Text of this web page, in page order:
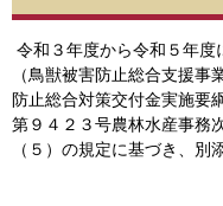
令和３年度から令和５年度
（鳥獣被害防止総合支援
防止総合対策交付金実施要
第９４２３号農林水産事務
（５）の規定に基づき、別